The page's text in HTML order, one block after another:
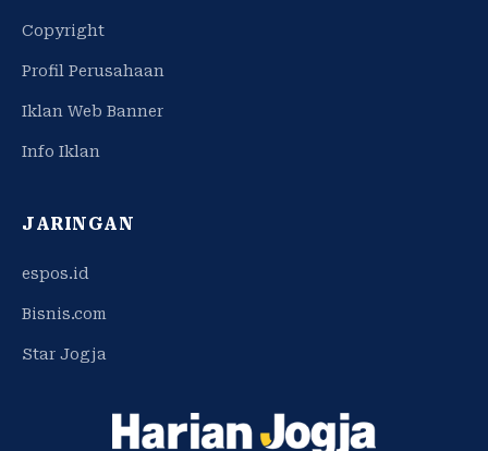
Copyright
Profil Perusahaan
Iklan Web Banner
Info Iklan
JARINGAN
espos.id
Bisnis.com
Star Jogja